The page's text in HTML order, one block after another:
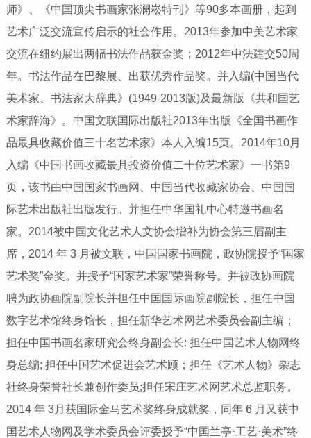
师》、《中国顶尖书画家张澜崧特刊》等90多本画册，起到
艺术广泛交流宣传启示的社会作用。2013年参加中美艺术家
交流在纽约展出两幅书法作品获金奖；2012年中法建交50周
年。书法作品在巴黎展、出获优秀作品奖。并入编(中国当代
美术家、书法家大辞典》(1949-2013版)及最新版《共和国艺
术家辞海》。中国文联国际出版社2013年出版《全国书画作
品最具收藏价值三十名艺术家》本人入编15页。2014年10月
入编《中国书画收藏最具投资价值二十位艺术家》一书第9
页，该书由中国国家书画网、中国当代收藏家协会、中国国
际艺术出版社出版发行。并担任中华国礼中心特邀书画名
家。2014被中国文化艺术人文协会增补为协会第三届副主
席，2014 年 3 月被文联，中国国家书画院，政协院授予“国家
艺术奖”金奖。并授予“国家艺术家”荣誉称号。并被政协画院
聘为政协画院副院长并担任中国国际画院副院长，担任中国
数字艺术馆终身馆长，担任新华艺术网艺术委员会副主编；
担任中国书画名家研究会终身副会长: 担任中国艺术人物网终
身总编; 担任中国艺术促进会艺术顾；担任《艺术人物》杂志
社终身荣誉社长兼创作委员;担任宋庄艺术网艺术总监职务。
2014 年 3月获国际金马艺术奖终身成就奖，同年 6 月又获中
国艺术人物网及学术委员会评委授予“中国兰亭·工艺·美术”终